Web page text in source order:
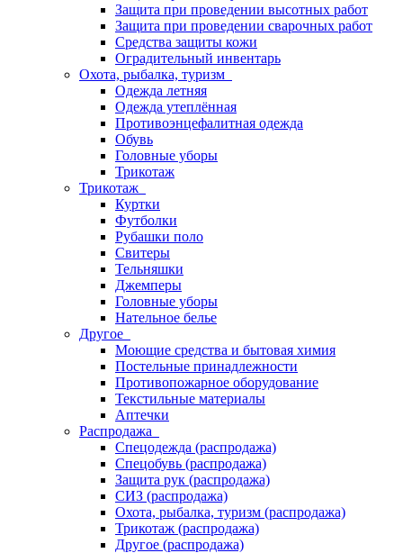
Защита при проведении высотных работ
Защита при проведении сварочных работ
Средства защиты кожи
Оградительный инвентарь
Охота, рыбалка, туризм
Одежда летняя
Одежда утеплённая
Противоэнцефалитная одежда
Обувь
Головные уборы
Трикотаж
Трикотаж
Куртки
Футболки
Рубашки поло
Свитеры
Тельняшки
Джемперы
Головные уборы
Нательное белье
Другое
Моющие средства и бытовая химия
Постельные принадлежности
Противопожарное оборудование
Текстильные материалы
Аптечки
Распродажа
Спецодежда (распродажа)
Спецобувь (распродажа)
Защита рук (распродажа)
СИЗ (распродажа)
Охота, рыбалка, туризм (распродажа)
Трикотаж (распродажа)
Другое (распродажа)